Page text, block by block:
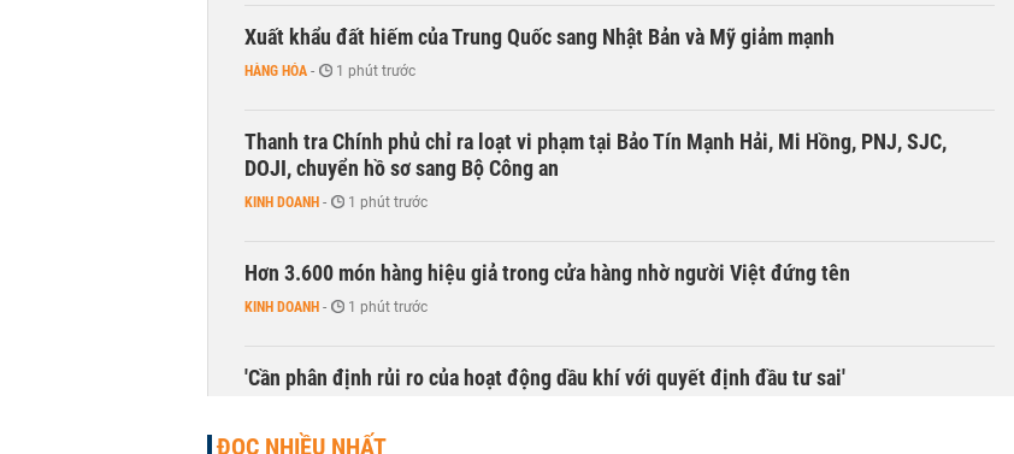
Xuất khẩu đất hiếm của Trung Quốc sang Nhật Bản và Mỹ giảm mạnh
HÀNG HÓA - 1 phút trước
Thanh tra Chính phủ chỉ ra loạt vi phạm tại Bảo Tín Mạnh Hải, Mi Hồng, PNJ, SJC,
DOJI, chuyển hồ sơ sang Bộ Công an
KINH DOANH - 1 phút trước
Hơn 3.600 món hàng hiệu giả trong cửa hàng nhờ người Việt đứng tên
KINH DOANH - 1 phút trước
'Cần phân định rủi ro của hoạt động dầu khí với quyết định đầu tư sai'
ĐỌC NHIỀU NHẤT